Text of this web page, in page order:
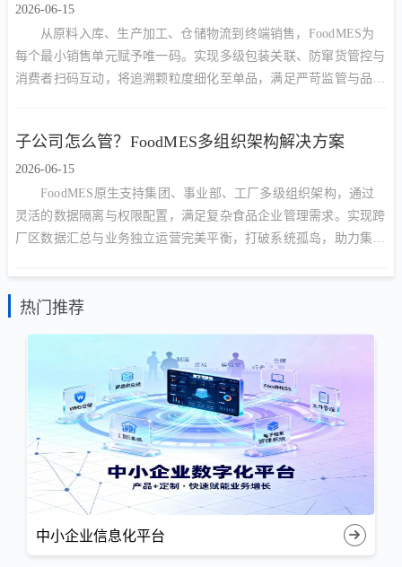
2026-06-15
从原料入库、生产加工、仓储物流到终端销售，FoodMES为
每个最小销售单元赋予唯一码。实现多级包装关联、防窜货管控与
消费者扫码互动，将追溯颗粒度细化至单品，满足严苛监管与品牌
子公司怎么管？FoodMES多组织架构解决方案
2026-06-15
FoodMES原生支持集团、事业部、工厂多级组织架构，通过
灵活的数据隔离与权限配置，满足复杂食品企业管理需求。实现跨
厂区数据汇总与业务独立运营完美平衡，打破系统孤岛，助力集团
热门推荐
中小企业信息化平台